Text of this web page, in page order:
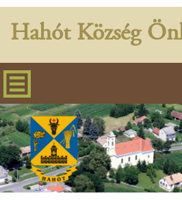
Hahót Község